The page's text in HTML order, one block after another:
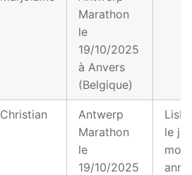
Marathon
le
19/10/2025
à Anvers
(Belgique)
Christian
Antwerp
Marathon
le
19/10/2025
le
mon